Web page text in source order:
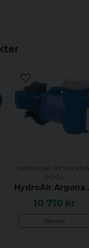
HYDROAIR (BY
POOL
HydroAir Argonaut AV Pump,
10 710 kr
Bevaka